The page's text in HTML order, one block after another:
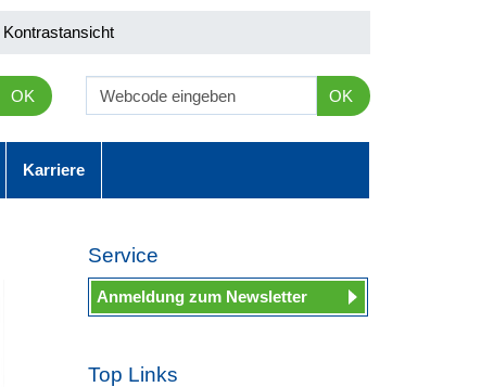
Kontrastansicht
OK OK
Karriere
Service
Anmeldung zum Newsletter
Top Links